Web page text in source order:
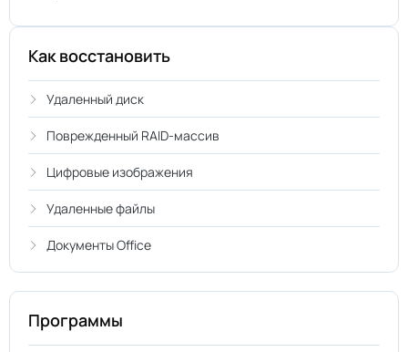
Как восстановить
Удаленный диск
Поврежденный RAID-массив
Цифровые изображения
Удаленные файлы
Документы Office
Программы